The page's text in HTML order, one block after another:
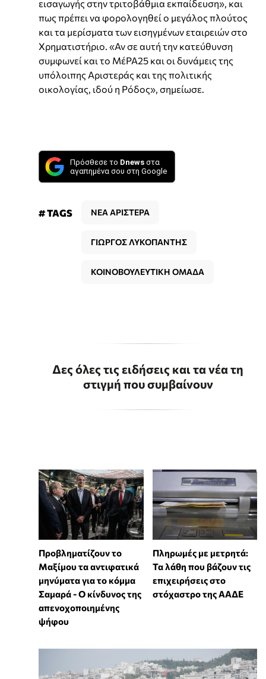
εισαγωγής στην τριτοβάθμια εκπαίδευση», και
πως πρέπει να φορολογηθεί ο μεγάλος πλούτος
και τα μερίσματα των εισηγμένων εταιρειών στο
Χρηματιστήριο. «Αν σε αυτή την κατεύθυνση
συμφωνεί και το ΜέΡΑ25 και οι δυνάμεις της
υπόλοιπης Αριστεράς και της πολιτικής
οικολογίας, ιδού η Ρόδος», σημείωσε.
Πρόσθεσε το Dnews στα
αγαπημένα σου στη Google
# TAGS ΝΕΑ ΑΡΙΣΤΕΡΑ
ΓΙΩΡΓΟΣ ΛΥΚΟΠΑΝΤΗΣ
ΚΟΙΝΟΒΟΥΛΕΥΤΙΚΗ ΟΜΑΔΑ
Δες όλες τις ειδήσεις και τα νέα τη
στιγμή που συμβαίνουν
Προβληματίζουν το
Μαξίμου τα αντιφατικά
μηνύματα για το κόμμα
Σαμαρά - Ο κίνδυνος της
απενοχοποιημένης
ψήφου
Πληρωμές με μετρητά:
Τα λάθη που βάζουν τις
επιχειρήσεις στο
στόχαστρο της ΑΑΔΕ